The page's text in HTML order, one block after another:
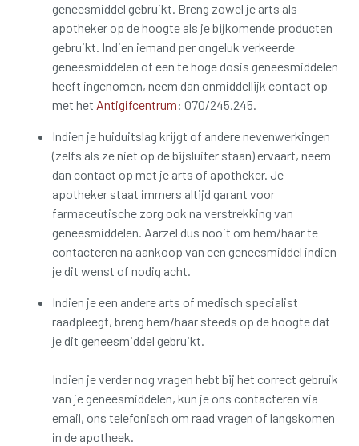
geneesmiddel gebruikt. Breng zowel je arts als
apotheker op de hoogte als je bijkomende producten
gebruikt. Indien iemand per ongeluk verkeerde
geneesmiddelen of een te hoge dosis geneesmiddelen
heeft ingenomen, neem dan onmiddellijk contact op
met het Antigifcentrum: 070/245.245.
Indien je huiduitslag krijgt of andere nevenwerkingen
(zelfs als ze niet op de bijsluiter staan) ervaart, neem
dan contact op met je arts of apotheker. Je
apotheker staat immers altijd garant voor
farmaceutische zorg ook na verstrekking van
geneesmiddelen. Aarzel dus nooit om hem/haar te
contacteren na aankoop van een geneesmiddel indien
je dit wenst of nodig acht.
Indien je een andere arts of medisch specialist
raadpleegt, breng hem/haar steeds op de hoogte dat
je dit geneesmiddel gebruikt.
Indien je verder nog vragen hebt bij het correct gebruik
van je geneesmiddelen, kun je ons contacteren via
email, ons telefonisch om raad vragen of langskomen
in de apotheek.